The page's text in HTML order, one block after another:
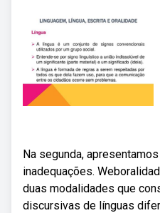
Na segunda,
inadequações.
duas modalidades que
discursivas de línguas